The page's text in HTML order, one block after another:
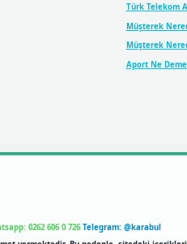
Türk Telekom
Müşterek
Müşterek
Aport Ne
0262 606 0 726 Telegram: @karabul